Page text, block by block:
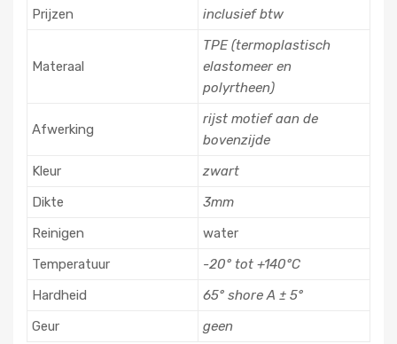
Prijzen inclusief btw
Materaal
TPE (termoplastisch
elastomeer en
polyrtheen)
Afwerking
rijst motief aan de
bovenzijde
Kleur
zwart
Dikte
3mm
Reinigen
water
Temperatuur
-20° tot +140°C
Hardheid
65° shore A ± 5°
Geur
geen